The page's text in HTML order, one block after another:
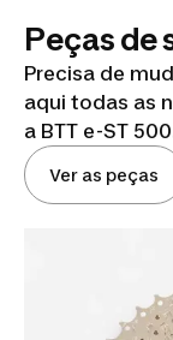
Peças de
Precisa de
aqui todas as
a BTT e-ST
Ver as peças